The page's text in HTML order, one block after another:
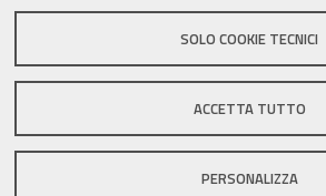
SOLO COOKIE TECNICI
ACCETTA TUTTO
PERSONALIZZA
Sito istituzionale Comune di